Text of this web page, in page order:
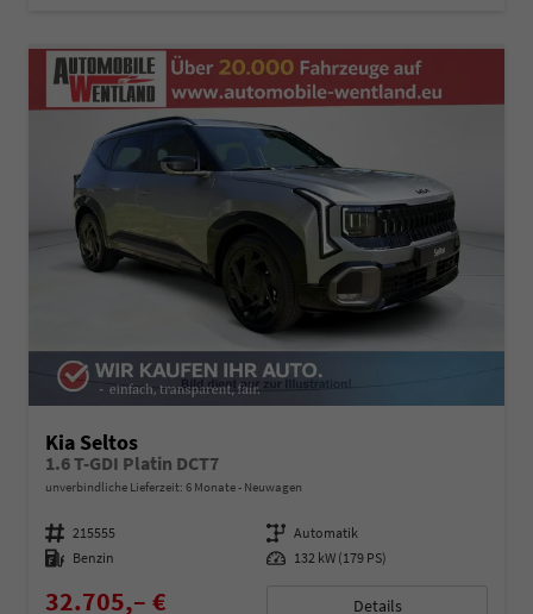
Kia Seltos
1.6 T-GDI Platin DCT7
unverbindliche Lieferzeit: 6 Monate Neuwagen
Fahrzeugnummer 215555 Getriebe Automatik
Kraftstoff Benzin Leistung 132 kW (179 PS)
32.705,– € Details